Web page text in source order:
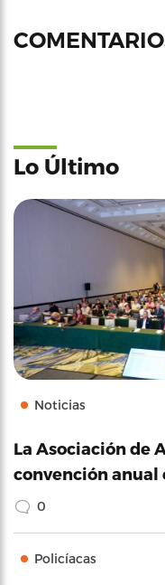
Lo Último
Noticias
La Asociación de
convención anual
0
Policíacas